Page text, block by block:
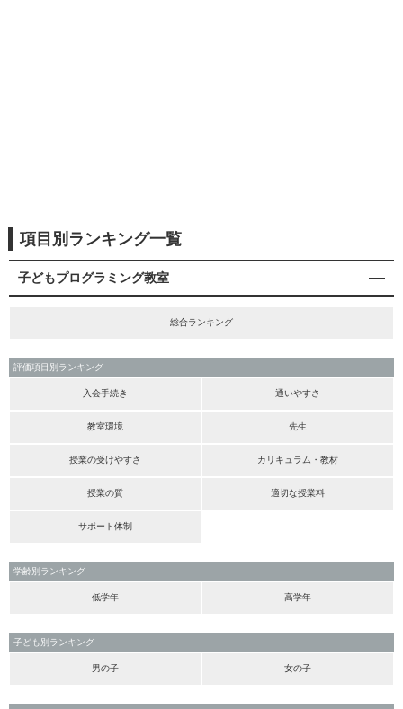
項目別ランキング一覧
子どもプログラミング教室
総合ランキング
評価項目別ランキング
入会手続き 通いやすさ
教室環境 先生
授業の受けやすさ カリキュラム・教材
授業の質 適切な授業料
サポート体制
学齢別ランキング
低学年 高学年
子ども別ランキング
男の子 女の子